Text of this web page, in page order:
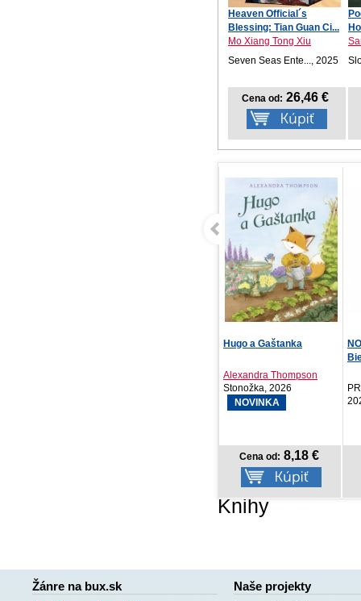
Heaven Official´s
Blessing: Tian Guan Ci...
Mo Xiang Tong Xiu
Seven Seas Ente..., 2025
Cena od: 26,46 €
NOTIQUE Vreckový diár
PRESCOGROUP SK,
2026
Cena od: 3,57 €
Knihy
Žánre na bux.sk Naše projekty